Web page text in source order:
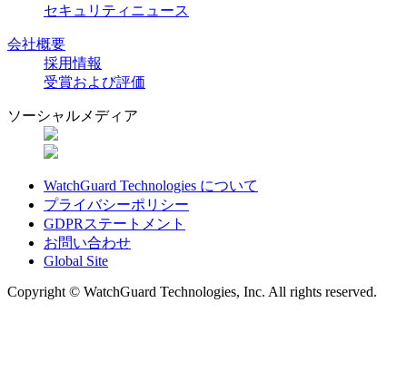
セキュリティニュース
会社概要
採用情報
受賞および評価
ソーシャルメディア
WatchGuard Technologies について
プライバシーポリシー
GDPRステートメント
お問い合わせ
Global Site
Copyright © WatchGuard Technologies, Inc. All rights reserved.